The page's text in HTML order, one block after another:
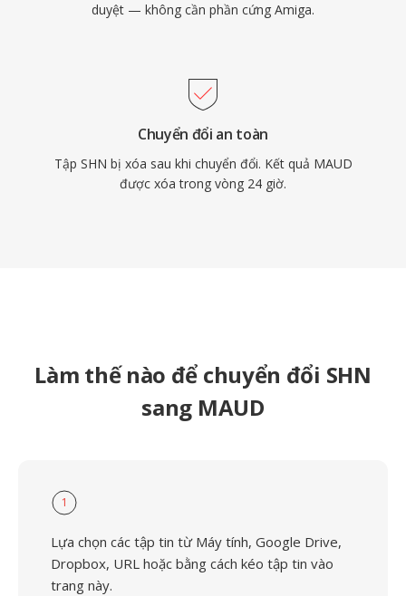
duyệt — không cần phần cứng Amiga.
Chuyển đổi an toàn
Tập SHN bị xóa sau khi chuyển đổi. Kết quả MAUD
được xóa trong vòng 24 giờ.
Làm thế nào để chuyển đổi SHN
sang MAUD
1
Lựa chọn các tập tin từ Máy tính, Google Drive,
Dropbox, URL hoặc bằng cách kéo tập tin vào
trang này.